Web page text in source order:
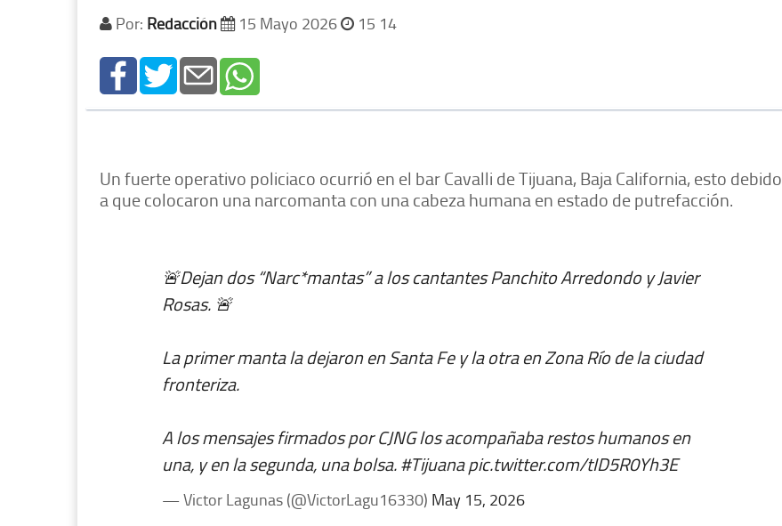
Por: Redacción 15 Mayo 2026 15 14
Un fuerte operativo policiaco ocurrió en el bar Cavalli de Tijuana, Baja California, esto debido
a que colocaron una narcomanta con una cabeza humana en estado de putrefacción.
🚨Dejan dos “Narc*mantas” a los cantantes Panchito Arredondo y Javier
Rosas. 🚨
La primer manta la dejaron en Santa Fe y la otra en Zona Río de la ciudad
fronteriza.
A los mensajes firmados por CJNG los acompañaba restos humanos en
una, y en la segunda, una bolsa.#Tijuanapic.twitter.com/tID5R0Yh3E
— Victor Lagunas (@VictorLagu16330) May 15, 2026